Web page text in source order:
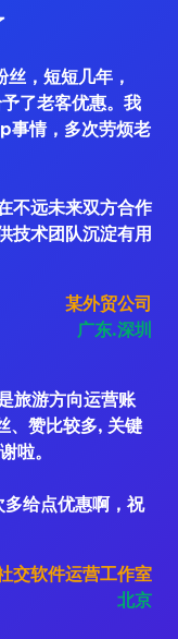
，短短几年，
了老客优惠。我
事情，多次劳烦老
不远未来双方合作
技术团队沉淀有用
某外贸公司
广东.深圳
旅游方向运营账
赞比较多, 关键
啦。
给点优惠啊，祝
交软件运营工作室
北京